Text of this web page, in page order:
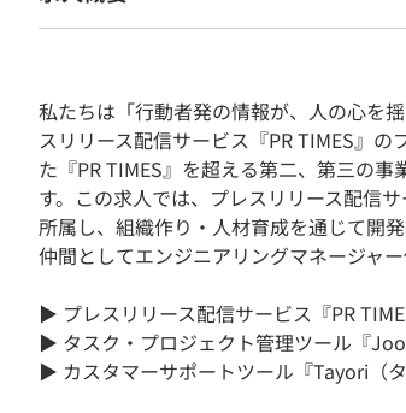
私たちは「行動者発の情報が、人の心を
スリリース配信サービス『PR TIMES』
た『PR TIMES』を超える第二、第三の
す。この求人では、プレスリリース配信
所属し、組織作り・人材育成を通じて開
仲間としてエンジニアリングマネージャ
▶ プレスリリース配信サービス『PR
▶ タスク・プロジェクト管理ツール『
▶ カスタマーサポートツール『Tayori（タ